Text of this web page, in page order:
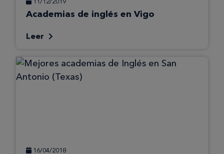
Academias de inglés en Vigo
Leer
16/04/2018